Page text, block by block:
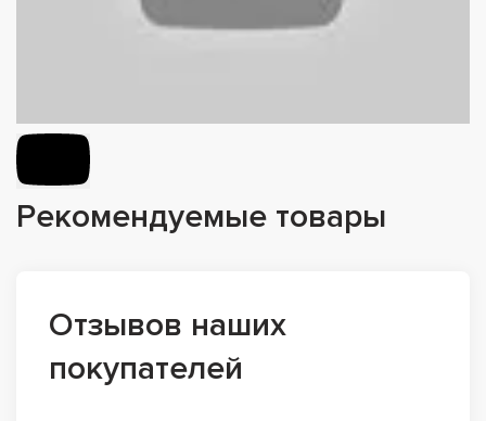
Рекомендуемые товары
Отзывов наших
покупателей